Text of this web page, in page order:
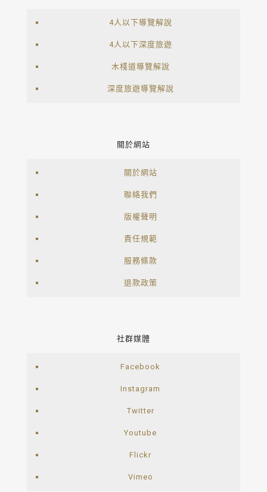
4人以下導覽解說
4人以下深度旅遊
木棧道導覽解說
深度旅遊導覽解說
關於網站
關於網站
聯絡我們
版權聲明
責任規範
服務條款
退款政策
社群媒體
Facebook
Instagram
Twitter
Youtube
Flickr
Vimeo